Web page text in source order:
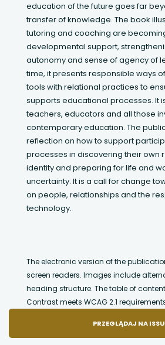
education of the future goes far
transfer of knowledge. The book
tutoring and coaching are
developmental support,
autonomy and sense of agency of
time, it presents responsible ways
tools with relational practices to
supports educational processes. It
teachers, educators and all those
contemporary education. The
reflection on how to support
processes in discovering their own
identity and preparing for life and
uncertainty. It is a call for change
on people, relationships and the
technology.
The electronic version of the
screen readers. Images include
heading structure. The table of
Contrast meets WCAG 2.1
PRZEGLĄDAJ NA